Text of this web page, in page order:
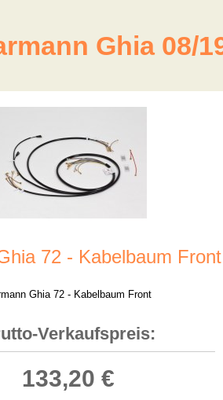
Ghia 08/
72 - Kabelbaum Front
Ghia 72 - Kabelbaum Front
Verkaufspreis:
133,20 €